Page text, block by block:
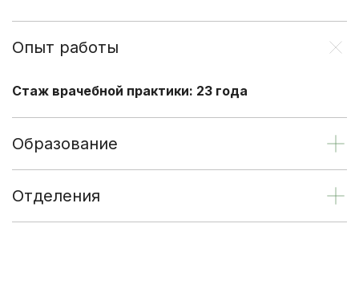
Опыт работы
Стаж врачебной практики: 23 года
Образование
Отделения